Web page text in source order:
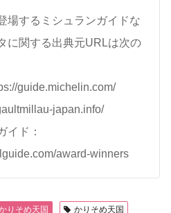
場するミシュランガイドな
に関する出典元URLは次の
guide.michelin.com/
japan.info/
イド：
award-winners
りそめ天国 かりそめ天国